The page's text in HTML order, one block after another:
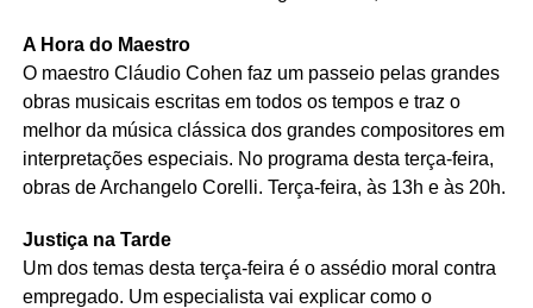
A Hora do Maestro
O maestro Cláudio Cohen faz um passeio pelas grandes
obras musicais escritas em todos os tempos e traz o
melhor da música clássica dos grandes compositores em
interpretações especiais. No programa desta terça-feira,
obras de Archangelo Corelli. Terça-feira, às 13h e às 20h.
Justiça na Tarde
Um dos temas desta terça-feira é o assédio moral contra
empregado. Um especialista vai explicar como o